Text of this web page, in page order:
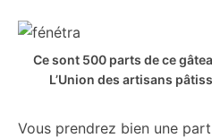
Ce sont 500 parts de ce
L’Union des artisans
Vous prendrez bien une